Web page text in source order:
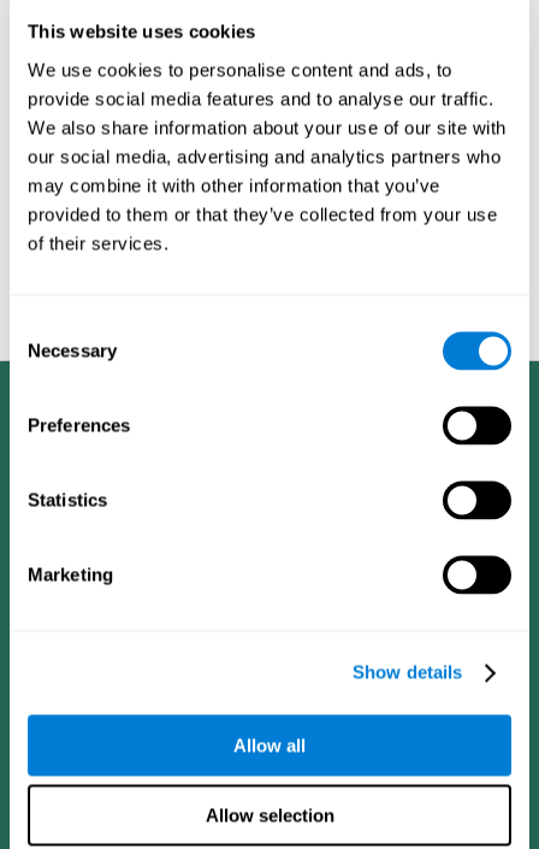
This website uses cookies
We use cookies to personalise content and ads, to
provide social media features and to analyse our traffic.
We also share information about your use of our site with
our social media, advertising and analytics partners who
may combine it with other information that you’ve
provided to them or that they’ve collected from your use
of their services.
Selection
Necessary
Preferences
Statistics
Marketing
Show details
Allow all
Allow selection
التدريب الفردي محتمل
ITS™ يملك ضبط ثنائي الإتجاه لمستوى التحدي لذلك صعوبة التداريب
تزداد أو تنقص بحسب أداء المستخدم.
إحدى العوامل المستخدمة في التقييم المعرفي لتحديد المميزات
المعرفية للمستخدم هي المقارنة مع أداء المميزات المعرفية
لمستخدمين آخرين بحسب الديموغرافيا, وتحديد هؤلاء برموز مثل العمر
والجنس. ما يمكن موضوعية التقييم علميا هي قاعدة بيانات كوجنيفيت
التي تحتوي على المعلومات التي تم جمعها من عدة مستخدمين